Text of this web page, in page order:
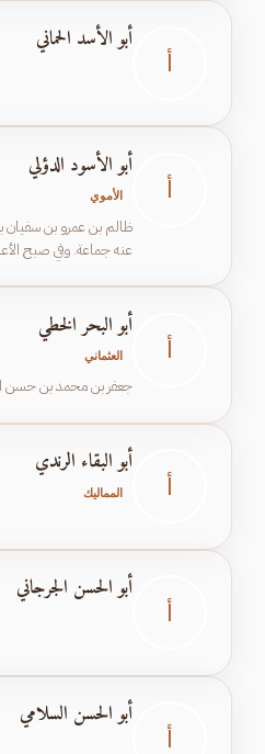
أبو الأسد الحماني
أبو الأسود الدؤلي
الأموي
ظالم بن عمرو بن سفيان
عنه جماعة. وفي صبح
أ
أبو البحر الخطي
العثماني
جعفر بن محمد بن حسن الخطي
أ
أبو البقاء الرندي
المماليك
أ
أبو الحسن الجرجاني
أ
أبو الحسن السلامي